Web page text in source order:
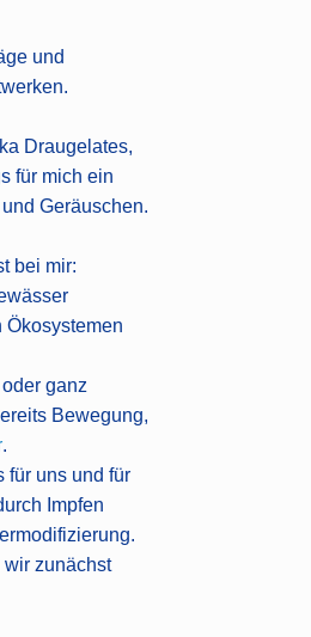
und
Draugelates,
für mich ein
Geräuschen.
bei mir:
ganz
Bewegung,
.
uns und für
Impfen
zunächst